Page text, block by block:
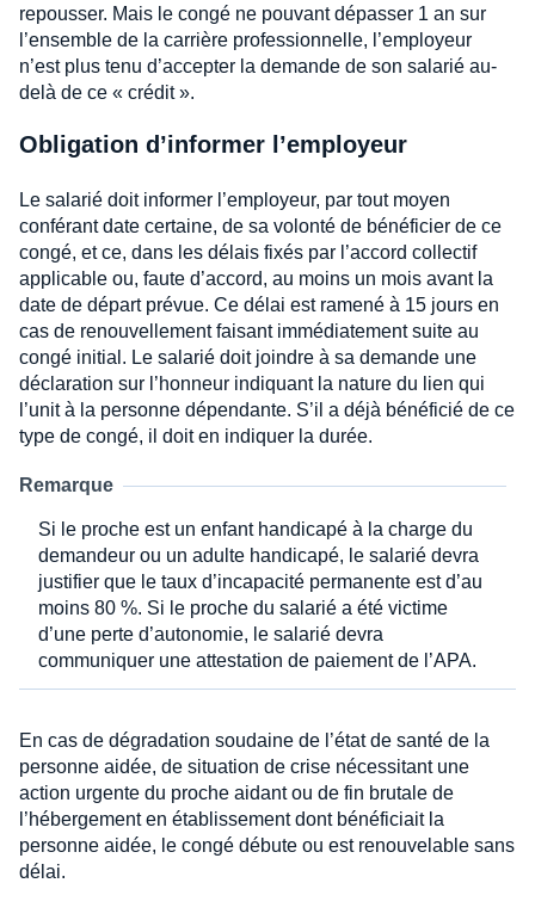
repousser. Mais le congé ne pouvant dépasser 1 an sur
l’ensemble de la carrière professionnelle, l’employeur
n’est plus tenu d’accepter la demande de son salarié au-
delà de ce « crédit ».
Obligation d’informer l’employeur
Le salarié doit informer l’employeur, par tout moyen
conférant date certaine, de sa volonté de bénéficier de ce
congé, et ce, dans les délais fixés par l’accord collectif
applicable ou, faute d’accord, au moins un mois avant la
date de départ prévue. Ce délai est ramené à 15 jours en
cas de renouvellement faisant immédiatement suite au
congé initial. Le salarié doit joindre à sa demande une
déclaration sur l’honneur indiquant la nature du lien qui
l’unit à la personne dépendante. S’il a déjà bénéficié de ce
type de congé, il doit en indiquer la durée.
Remarque
Si le proche est un enfant handicapé à la charge du
demandeur ou un adulte handicapé, le salarié devra
justifier que le taux d’incapacité permanente est d’au
moins 80 %. Si le proche du salarié a été victime
d’une perte d’autonomie, le salarié devra
communiquer une attestation de paiement de l’APA.
En cas de dégradation soudaine de l’état de santé de la
personne aidée, de situation de crise nécessitant une
action urgente du proche aidant ou de fin brutale de
l’hébergement en établissement dont bénéficiait la
personne aidée, le congé débute ou est renouvelable sans
délai.